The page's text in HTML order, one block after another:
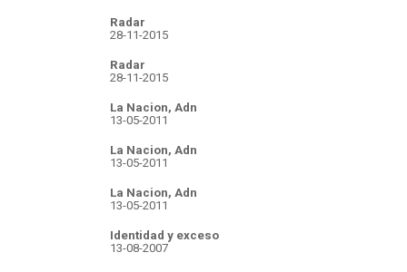
Radar
28-11-2015
Radar
28-11-2015
La Nacion, Adn
13-05-2011
La Nacion, Adn
13-05-2011
La Nacion, Adn
13-05-2011
Identidad y exceso
13-08-2007